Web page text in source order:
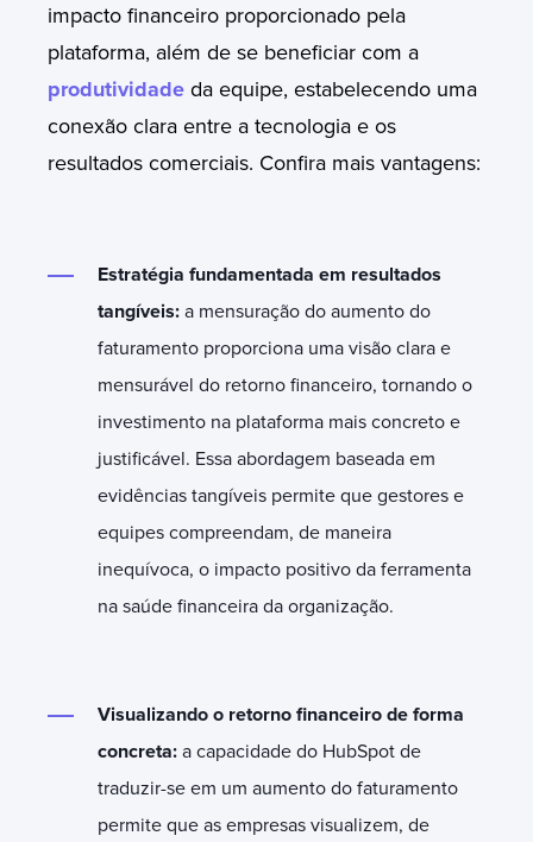
impacto financeiro proporcionado pela
plataforma, além de se beneficiar com a
produtividade da equipe, estabelecendo uma
conexão clara entre a tecnologia e os
resultados comerciais. Confira mais vantagens:
Estratégia fundamentada em resultados
tangíveis: a mensuração do aumento do
faturamento proporciona uma visão clara e
mensurável do retorno financeiro, tornando o
investimento na plataforma mais concreto e
justificável. Essa abordagem baseada em
evidências tangíveis permite que gestores e
equipes compreendam, de maneira
inequívoca, o impacto positivo da ferramenta
na saúde financeira da organização.
Visualizando o retorno financeiro de forma
concreta: a capacidade do HubSpot de
traduzir-se em um aumento do faturamento
permite que as empresas visualizem, de